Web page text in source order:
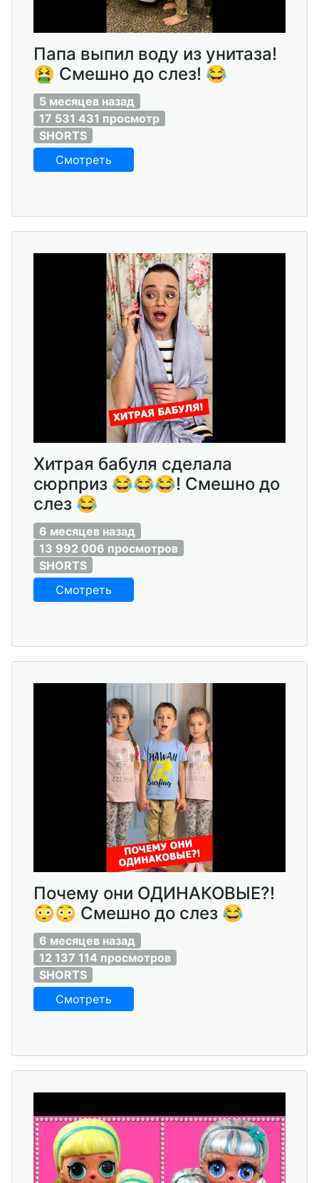
Папа выпил воду из унитаза!
🤮 Смешно до слез! 😂
5 месяцев назад
17 531 431 просмотр
SHORTS
Смотреть
Хитрая бабуля сделала
сюрприз 😂😂😂! Смешно до
слез 😂
6 месяцев назад
13 992 006 просмотров
SHORTS
Смотреть
Почему они ОДИНАКОВЫЕ?!
😳😳 Смешно до слез 😂
6 месяцев назад
12 137 114 просмотров
SHORTS
Смотреть